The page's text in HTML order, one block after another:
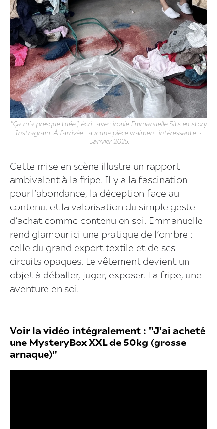
"Ça m’a presque tuée.", écrit avec ironie Emmanuelle Sits en story
Instragram. À l’arrivée : aucune pièce vraiment intéressante. -
Janvier 2025.
Cette mise en scène illustre un rapport
ambivalent à la fripe. Il y a la fascination
pour l’abondance, la déception face au
contenu, et la valorisation du simple geste
d’achat comme contenu en soi. Emmanuelle
rend glamour ici une pratique de l’ombre :
celle du grand export textile et de ses
circuits opaques. Le vêtement devient un
objet à déballer, juger, exposer. La fripe, une
aventure en soi.
Voir la vidéo intégralement : "J'ai acheté
une MysteryBox XXL de 50kg (grosse
arnaque)"